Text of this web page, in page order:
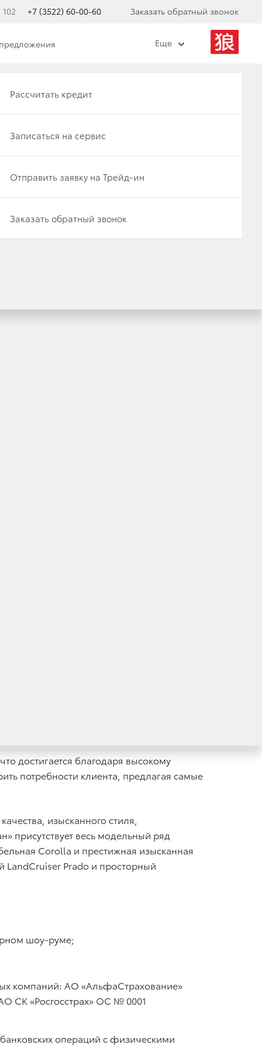
+7 (3522) 60-00-60 Заказать обратный звонок
Получить консультацию по кредиту
Отправить заявку на Трейд-ин
Записаться на сервис
Заказать обратный звонок
Рассчитать кредит
Записаться на сервис
Отправить заявку на Трейд-ин
Заказать обратный звонок
Еще
«Тойота Мотор» в Кургане и Курганской
достигается благодаря высокому
потребности клиента, предлагая самые
изысканного стиля,
присутствует весь модельный ряд
Corolla и престижная изысканная
LandCruiser Prado и просторный
шоу-руме;
компаний: АО «АльфаСтрахование»
СК «Росгосстрах» ОС № 0001
операций с физическими